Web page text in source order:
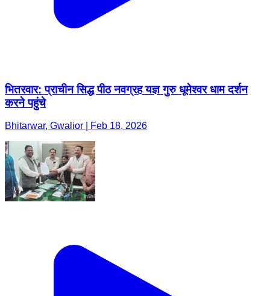
भितरवार: प्राचीन सिद्ध पीठ नवग्रह यज्ञ गुरु धूमेश्वर धाम दर्शन
करने पहुंचे
Bhitarwar, Gwalior | Feb 18, 2026